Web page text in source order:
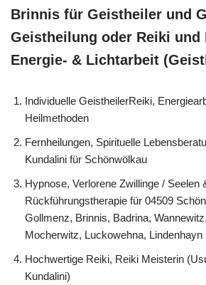
Brinnis für Geistheiler und
Geistheilung oder Reiki und
Energie- & Lichtarbeit
Individuelle GeistheilerReiki,
Heilmethoden
Fernheilungen, Spirituelle
Kundalini für Schönwölkau
Hypnose, Verlorene Zwillinge / Seelen
Rückführungstherapie für 04509
Gollmenz, Brinnis, Badrina,
Mocherwitz, Luckowehna, Lindenhayn
Hochwertige Reiki, Reiki Meisterin
Kundalini)